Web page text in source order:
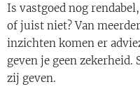
Is vastgoed nog
of juist niet? Van
inzichten komen er
geven je geen
zij geven.